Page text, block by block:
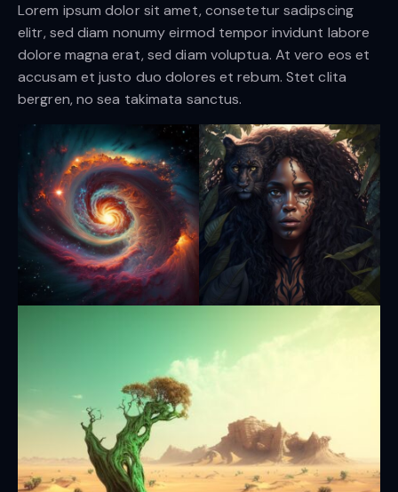
Lorem ipsum dolor sit amet, consetetur sadipscing
elitr, sed diam nonumy eirmod tempor invidunt labore
dolore magna erat, sed diam voluptua. At vero eos et
accusam et justo duo dolores et rebum. Stet clita
bergren, no sea takimata sanctus.